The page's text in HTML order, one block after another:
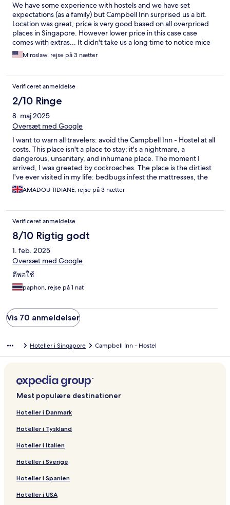
We have some experience with hostels and we have set
expectations (as a family) but Campbell Inn surprised us a bit.
Location was great, price is very good based on all overpriced
places in Singapore. However lower price in this case case
comes with extras... It didn't take us a long time to notice mice
and cockroaches crawling all over the kitchen. Then some
crawled over me in bed too. The place is infested full stop. Sorry
these extras. Definitely not for families.
Miroslaw, rejse på 3 nætter
Verificeret anmeldelse
2/10 Ringe
8. maj 2025
Oversæt med Google
I want to warn all travelers: avoid the Campbell Inn - Hostel at all
costs. This place isn't a place to stay; it's a nightmare, a
dangerous, unsanitary, and inhumane place. The moment I
arrived, I was greeted by cockroaches. The place is the dirtiest
I've ever visited in my life: bedbugs infest the mattresses, the
toilets are disgusting, and the general hygiene is deplorable.
The lights stay on all night, people yell on their phones, there
only to collect money without providing the bare minimum. But
the worst happened the morning of my complaint. When I went
to reception to report the conditions of my stay, I was violently
assaulted by the staff: a woman hit me with a stick and threw
several soda cans at me. Two other staff members did the same.
I was the victim of a three-on-one assault, completely
unprovoked, when all I did was ask for an explanation. Following
this, I had to go to the police to file a complaint. Added to all this
are the racist and insulting comments I was subjected to. I
reservation) to Expedia, which could only offer me $20 in
compensation, refusing any refund under the pretext of hotel
rules. It's shameful. I personally confirm that all the negative
platforms is accurate. I am living proof of this, unfortunately.
AMADOU TIDIANE, rejse på 3 nætter
Verificeret anmeldelse
8/10 Rigtig godt
1. feb. 2025
Oversæt med Google
ดีพอใช้
paphon, rejse på 1 nat
Vis 70 anmeldelser
Hoteller i Singapore Campbell Inn - Hostel
Mest populære destinationer
Hoteller i Danmark
Hoteller i Tyskland
Hoteller i Italien
Hoteller i Sverige
Hoteller i Spanien
Hoteller i USA